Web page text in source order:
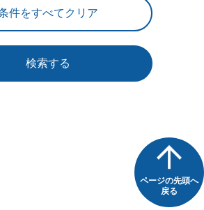
検索する
ページの先頭へ
戻る